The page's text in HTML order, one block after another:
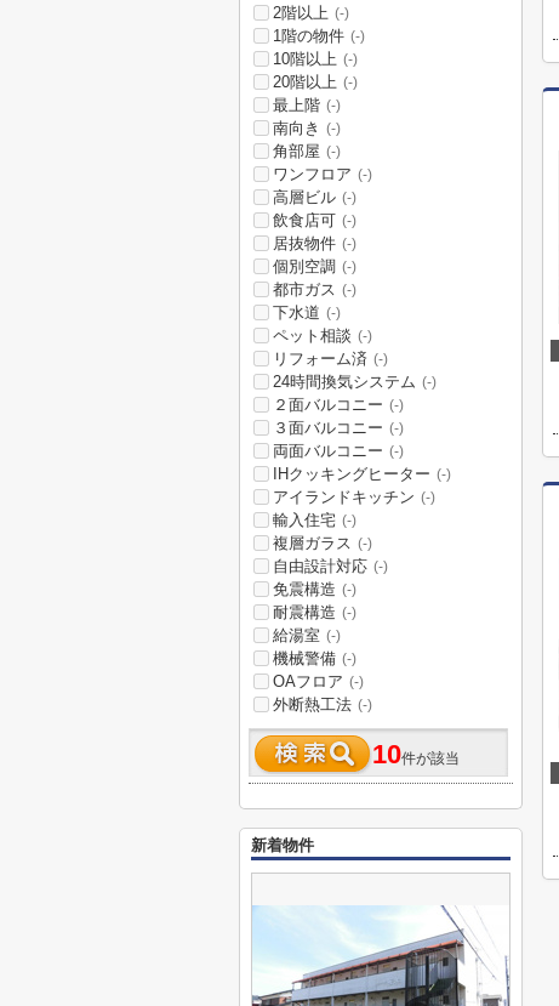
2階以上 (-)
1階の物件 (-)
10階以上 (-)
20階以上 (-)
最上階 (-)
南向き (-)
角部屋 (-)
ワンフロア (-)
高層ビル (-)
飲食店可 (-)
居抜物件 (-)
個別空調 (-)
都市ガス (-)
下水道 (-)
ペット相談 (-)
リフォーム済 (-)
24時間換気システム (-)
２面バルコニー (-)
３面バルコニー (-)
両面バルコニー (-)
IHクッキングヒーター (-)
アイランドキッチン (-)
輸入住宅 (-)
複層ガラス (-)
自由設計対応 (-)
免震構造 (-)
耐震構造 (-)
給湯室 (-)
機械警備 (-)
OAフロア (-)
外断熱工法 (-)
10件が該当
新着物件